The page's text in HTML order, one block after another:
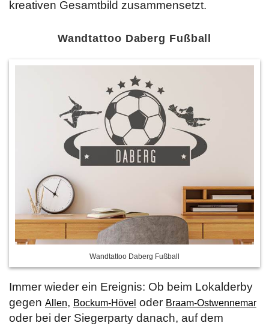
kreativen Gesamtbild zusammensetzt.
Wandtattoo Daberg Fußball
Wandtattoo Daberg Fußball
Immer wieder ein Ereignis: Ob beim Lokalderby
gegen Allen, Bockum-Hövel oder Braam-Ostwennemar
oder bei der Siegerparty danach, auf dem